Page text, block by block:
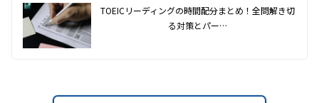
TOEICリーディングの時間配分まとめ！全問解き切
る対策とパー…